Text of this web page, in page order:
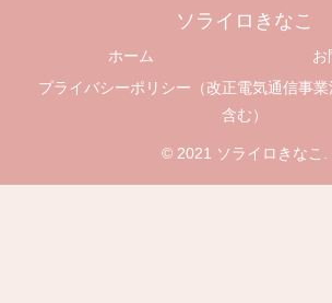
ソライロきなこ
ホーム
お
プライバシーポリシー（改正電気通信事
含む）
© 2021 ソライロきなこ.